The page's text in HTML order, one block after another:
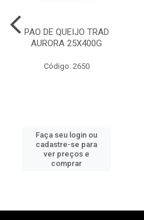
PAO DE QUEIJO TRAD
AURORA 25X400G
Código: 2650
Faça seu login ou
cadastre-se para
ver preços e
comprar